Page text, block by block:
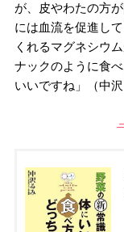
が、皮やわたの方
には血流を促進し
くれるマグネシウ
ナックのように食
いいですね」（中沢